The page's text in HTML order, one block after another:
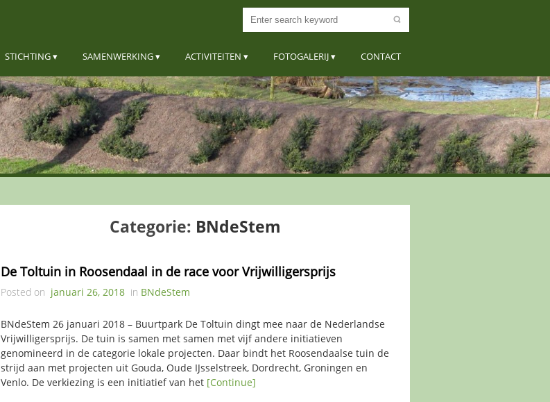
STICHTING SAMENWERKING ACTIVITEITEN FOTOGALERIJ CONTACT
Categorie: BNdeStem
De Toltuin in Roosendaal in de race voor Vrijwilligersprijs
Posted on januari 26, 2018 in BNdeStem
BNdeStem 26 januari 2018 – Buurtpark De Toltuin dingt mee naar de Nederlandse
Vrijwilligersprijs. De tuin is samen met samen met vijf andere initiatieven
genomineerd in de categorie lokale projecten. Daar bindt het Roosendaalse tuin de
strijd aan met projecten uit Gouda, Oude IJsselstreek, Dordrecht, Groningen en
Venlo. De verkiezing is een initiatief van het [Continue]